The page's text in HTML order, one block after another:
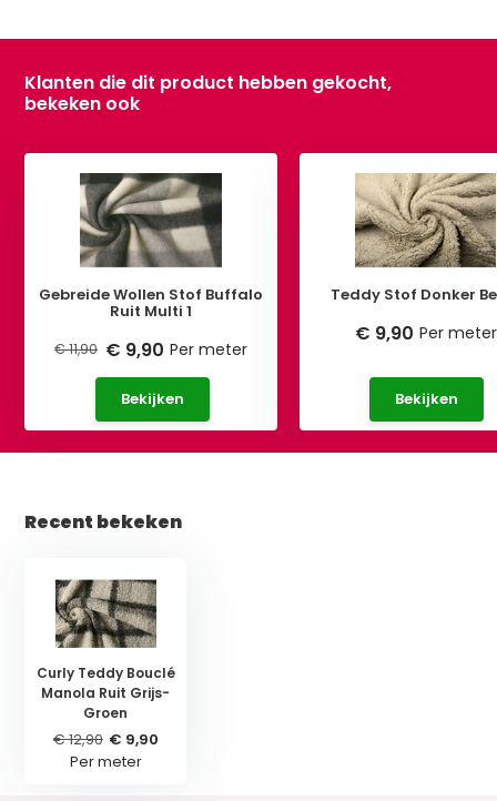
Klanten die dit product hebben gekocht,
bekeken ook
Gebreide Wollen Stof Buffalo
Ruit Multi 1
€ 11,90 € 9,90 Per meter
Bekijken
Teddy Stof
€ 9,90 Per meter
Bekijken
Recent bekeken
Curly Teddy Bouclé
Manola Ruit Grijs-
Groen
€ 12,90 € 9,90
Per meter